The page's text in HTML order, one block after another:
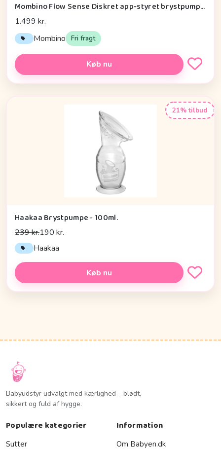
Mombino Flow Sense Diskret app-styret brystpumpe Vandtæt taske & hurtig levering fra DK - 17 mm
1.499 kr.
Mombino Fri fragt
Køb nu
21% tilbud
Haakaa Brystpumpe - 100ml.
239 kr.190 kr.
Haakaa
Køb nu
Babyudstyr udvalgt med kærlighed – blødt,
sikkert og fuld af hygge.
Populære kategorier
Sutter
Information
Om Babyen.dk